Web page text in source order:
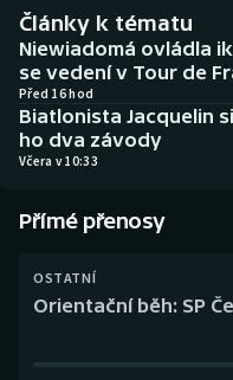
Basketbal
Biatlon
Boby a skeleton
Box
Curling
Historické návraty
Aplikace ČT sport
AZ kvíz
Články k tématu
Niewiadomá ovládla
se vedení v Tour de
Před 16 hod
Biatlonista Jacquelin
ho dva závody
Včera v 10:33
Přímé přenosy
OSTATNÍ
Orientační běh: SP